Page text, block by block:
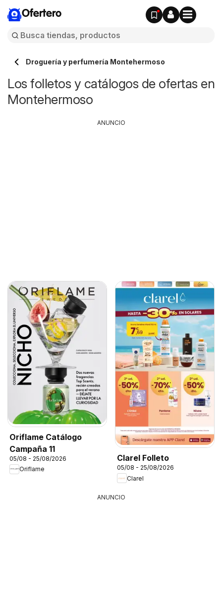
Ofertero
Droguería y perfumería Montehermoso
Los folletos y catálogos de ofertas en
Montehermoso
Oriflame Catálogo
Campaña 11
05/08 - 25/08/2026
Oriflame
Clarel Folleto
05/08 - 25/08/2026
Clarel
ANUNCIO
ANUNCIO